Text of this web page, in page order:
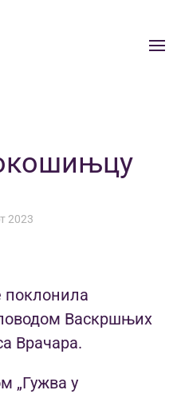
2023
поклонила
Васкршњих
Врачара.
„Гужва у